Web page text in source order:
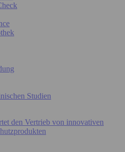
Studien
den Vertrieb von innovativen